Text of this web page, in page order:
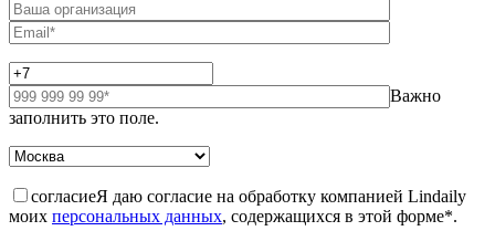
Важно
заполнить это поле.
согласиеЯ даю согласие на обработку компанией Lindaily
моих персональных данных, содержащихся в этой форме*.